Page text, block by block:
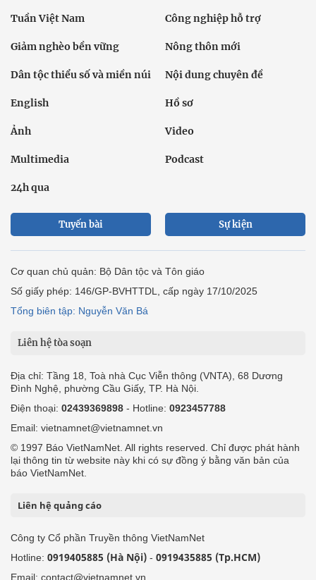
Tuần Việt Nam Công nghiệp hỗ trợ
Giảm nghèo bền vững Nông thôn mới
Dân tộc thiểu số và miền núi Nội dung chuyên đề
English Hồ sơ
Ảnh Video
Multimedia Podcast
24h qua
Tuyến bài Sự kiện
Cơ quan chủ quản: Bộ Dân tộc và Tôn giáo
Số giấy phép: 146/GP-BVHTTDL, cấp ngày 17/10/2025
Tổng biên tập: Nguyễn Văn Bá
Liên hệ tòa soạn
Địa chỉ: Tầng 18, Toà nhà Cục Viễn thông (VNTA), 68 Dương
Đình Nghệ, phường Cầu Giấy, TP. Hà Nội.
Điện thoại: 02439369898 - Hotline: 0923457788
Email: vietnamnet@vietnamnet.vn
© 1997 Báo VietNamNet. All rights reserved. Chỉ được phát hành
lại thông tin từ website này khi có sự đồng ý bằng văn bản của
báo VietNamNet.
Liên hệ quảng cáo
Công ty Cổ phần Truyền thông VietNamNet
Hotline: 0919405885 (Hà Nội) - 0919435885 (Tp.HCM)
Email: contact@vietnamnet.vn